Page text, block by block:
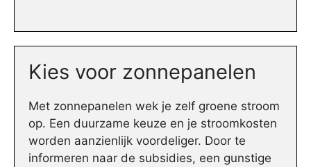
Kies voor zonnepanelen
Met zonnepanelen wek je zelf groene stroom
op. Een duurzame keuze en je stroomkosten
worden aanzienlijk voordeliger. Door te
informeren naar de subsidies, een gunstige